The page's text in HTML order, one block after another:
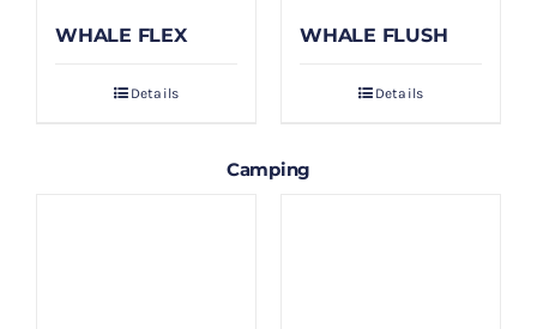
WHALE FLEX
Details
WHALE FLUSH
Details
Camping